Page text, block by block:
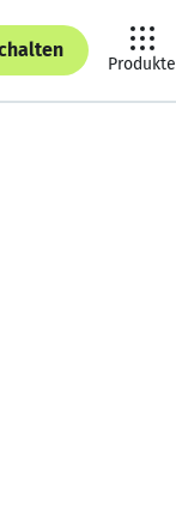
Produkte